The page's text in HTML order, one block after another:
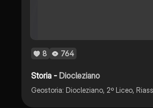
8 764
Storia -Diocleziano